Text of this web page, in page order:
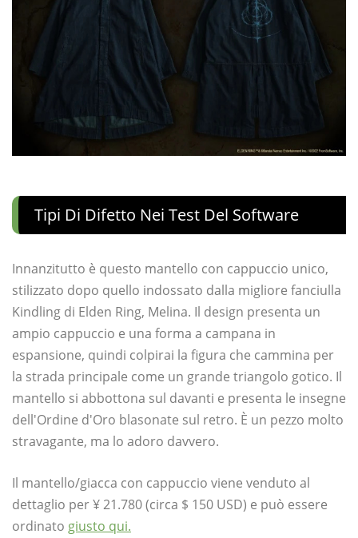
Tipi Di Difetto Nei Test Del Software
Innanzitutto è questo mantello con cappuccio unico,
stilizzato dopo quello indossato dalla migliore fanciulla
Kindling di Elden Ring, Melina. Il design presenta un
ampio cappuccio e una forma a campana in
espansione, quindi colpirai la figura che cammina per
la strada principale come un grande triangolo gotico. Il
mantello si abbottona sul davanti e presenta le insegne
dell'Ordine d'Oro blasonate sul retro. È un pezzo molto
stravagante, ma lo adoro davvero.
Il mantello/giacca con cappuccio viene venduto al
dettaglio per ¥ 21.780 (circa $ 150 USD) e può essere
ordinato giusto qui.